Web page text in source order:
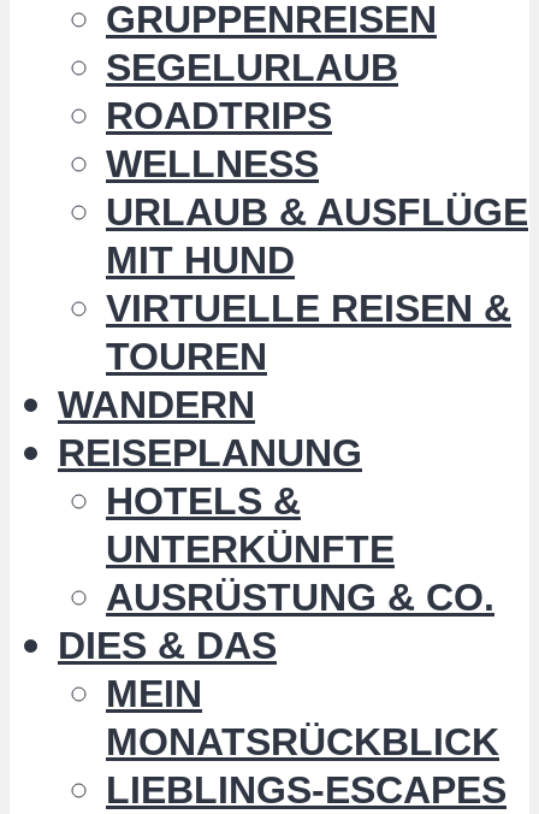
GRUPPENREISEN
SEGELURLAUB
ROADTRIPS
WELLNESS
URLAUB & AUSFLÜGE
MIT HUND
VIRTUELLE REISEN &
TOUREN
WANDERN
REISEPLANUNG
HOTELS &
UNTERKÜNFTE
AUSRÜSTUNG & CO.
DIES & DAS
MEIN
MONATSRÜCKBLICK
LIEBLINGS-ESCAPES